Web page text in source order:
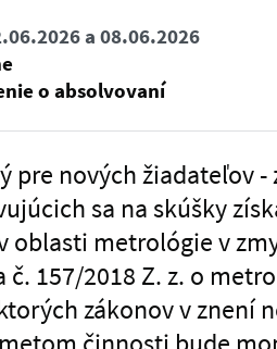
a 08.06.2026
o absolvovaní
pre nových žiadateľov
sa na skúšky
oblasti metrológie v
č. 157/2018 Z. z. o
zákonov v znení